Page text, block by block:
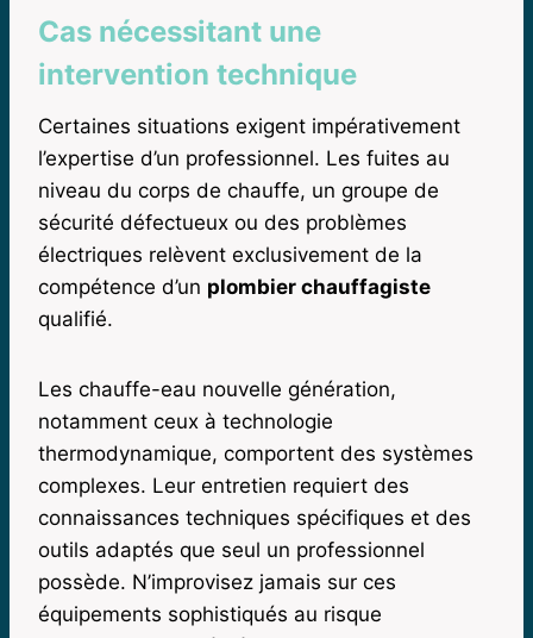
Cas nécessitant une
intervention technique
Certaines situations exigent impérativement
l’expertise d’un professionnel. Les fuites au
niveau du corps de chauffe, un groupe de
sécurité défectueux ou des problèmes
électriques relèvent exclusivement de la
compétence d’un plombier chauffagiste
qualifié.
Les chauffe-eau nouvelle génération,
notamment ceux à technologie
thermodynamique, comportent des systèmes
complexes. Leur entretien requiert des
connaissances techniques spécifiques et des
outils adaptés que seul un professionnel
possède. N’improvisez jamais sur ces
équipements sophistiqués au risque